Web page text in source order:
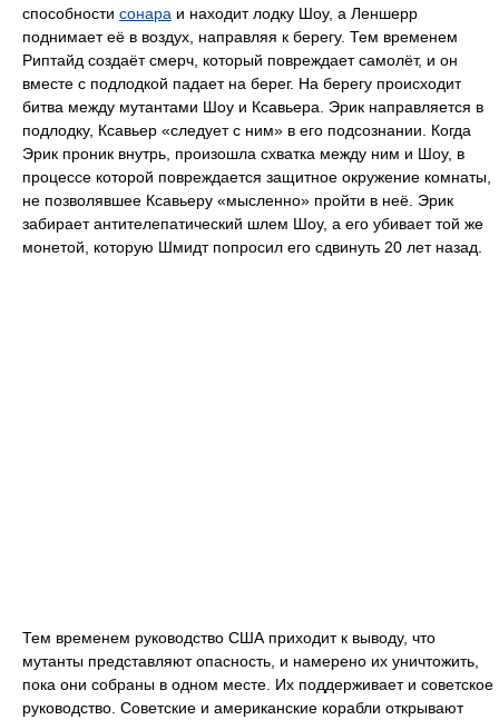
способности сонара и находит лодку Шоу, а Леншерр
поднимает её в воздух, направляя к берегу. Тем временем
Риптайд создаёт смерч, который повреждает самолёт, и он
вместе с подлодкой падает на берег. На берегу происходит
битва между мутантами Шоу и Ксавьера. Эрик направляется в
подлодку, Ксавьер «следует с ним» в его подсознании. Когда
Эрик проник внутрь, произошла схватка между ним и Шоу, в
процессе которой повреждается защитное окружение комнаты,
не позволявшее Ксавьеру «мысленно» пройти в неё. Эрик
забирает антителепатический шлем Шоу, а его убивает той же
монетой, которую Шмидт попросил его сдвинуть 20 лет назад.
Тем временем руководство США приходит к выводу, что
мутанты представляют опасность, и намерено их уничтожить,
пока они собраны в одном месте. Их поддерживает и советское
руководство. Советские и американские корабли открывают